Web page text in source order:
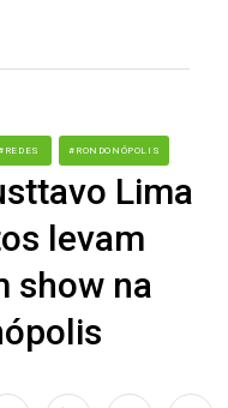
#RONDONÓPOLIS
Lima
levam
show na